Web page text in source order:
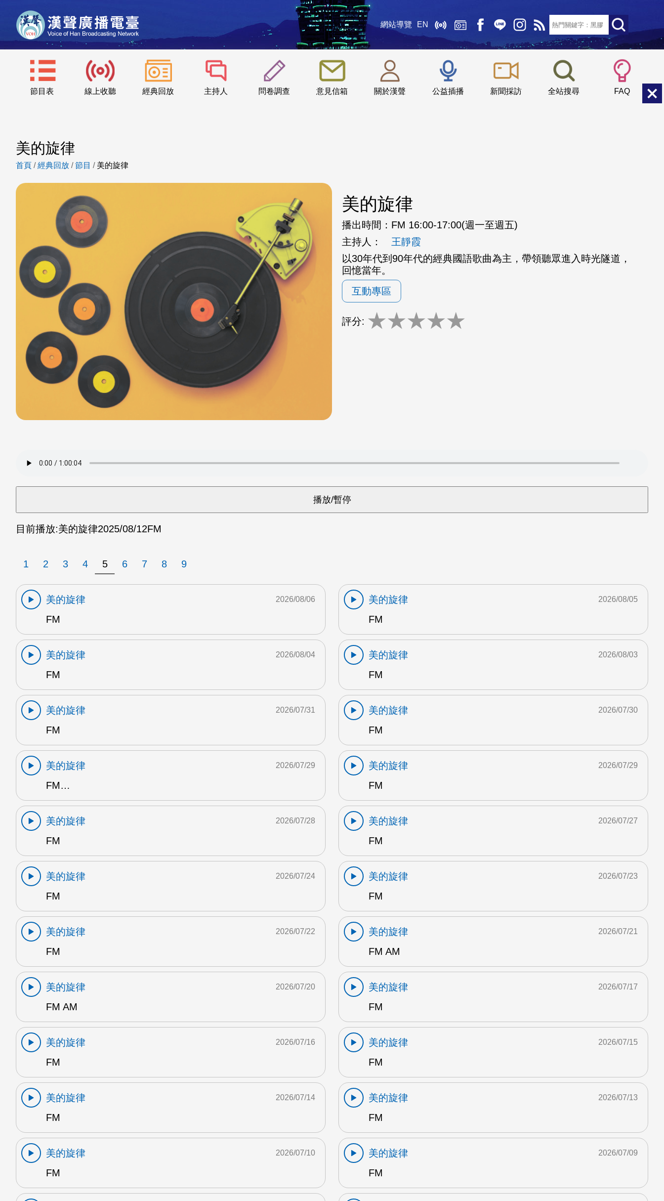
網站導覽 EN
節目表 線上收聽 經典回放 主持人 問卷調查 意見信箱 關於漢聲 公益插播 新聞採訪 全站搜尋 FAQ
::: 小 中
美的旋律
首頁 /經典回放 /節目 / 美的旋律
美的旋律
播出時間： FM 16:00-17:00(週一至週五)
主持人：
王靜霞
以30年代到90年代的經典國語歌曲為主，帶領聽眾進入時光隧道，
回憶當年。
互動專區
評分: ★★★★★
目前播放:美的旋律2025/08/12FM
1 2 3 4 5 6 7 8 9
美的旋律
FM
2026/08/06
美的旋律
FM
2026/08/05
美的旋律
FM
2026/08/04
美的旋律
FM
2026/08/03
美的旋律
FM
2026/07/31
美的旋律
FM
2026/07/30
美的旋律
FM…
2026/07/29
美的旋律
FM
2026/07/29
美的旋律
FM
2026/07/28
美的旋律
FM
2026/07/27
美的旋律
FM
2026/07/24
美的旋律
FM
2026/07/23
美的旋律
FM
2026/07/22
美的旋律
FM AM
2026/07/21
美的旋律
FM AM
2026/07/20
美的旋律
FM
2026/07/17
美的旋律
FM
2026/07/16
美的旋律
FM
2026/07/15
美的旋律
FM
2026/07/14
美的旋律
FM
2026/07/13
美的旋律
FM
2026/07/10
美的旋律
FM
2026/07/09